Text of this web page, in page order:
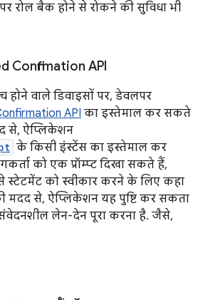
रोल बैक होने से रोकने की सुविधा भी
API
होने वाले डिवाइसों पर, डेवलपर
API का इस्तेमाल कर सकते
से, ऐप्लिकेशन
के किसी इंस्टेंस का इस्तेमाल कर
को एक प्रॉम्प्ट दिखा सकते हैं,
को स्वीकार करने के लिए कहा
मदद से, ऐप्लिकेशन यह पुष्टि कर सकता
लेन-देन पूरा करना है. जैसे,